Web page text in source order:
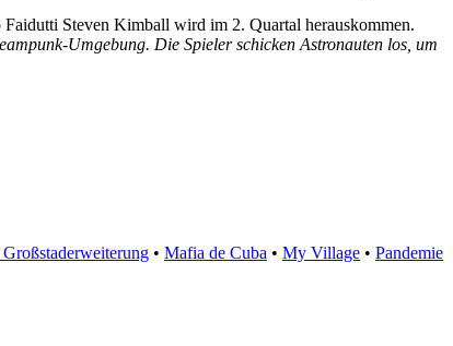
Steven Kimball wird im 2. Quartal herauskommen.
Umgebung. Die Spieler schicken Astronauten los, um
• Mafia de Cuba • My Village • Pandemie